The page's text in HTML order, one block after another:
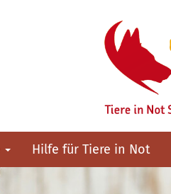
Hilfe für Tiere in Not